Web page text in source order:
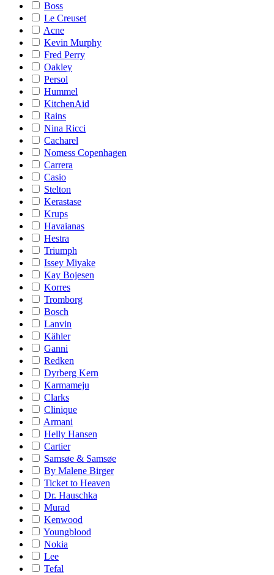
Boss
Le Creuset
Acne
Kevin Murphy
Fred Perry
Oakley
Persol
Hummel
KitchenAid
Rains
Nina Ricci
Cacharel
Nomess Copenhagen
Carrera
Casio
Stelton
Kerastase
Krups
Havaianas
Hestra
Triumph
Issey Miyake
Kay Bojesen
Korres
Tromborg
Bosch
Lanvin
Kähler
Ganni
Redken
Dyrberg Kern
Karmameju
Clarks
Clinique
Armani
Helly Hansen
Cartier
Samsøe & Samsøe
By Malene Birger
Ticket to Heaven
Dr. Hauschka
Murad
Kenwood
Youngblood
Nokia
Lee
Tefal